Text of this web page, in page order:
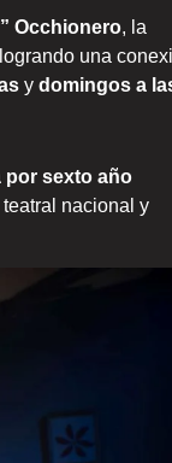
Occhionero, la
una
y domingos a
por sexto año
nacional y